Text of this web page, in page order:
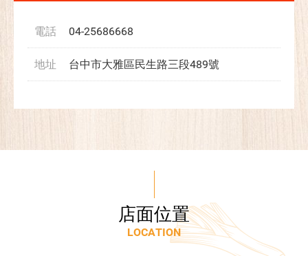
電話 04-25686668
地址 台中市大雅區民生路三段489號
店面位置
LOCATION